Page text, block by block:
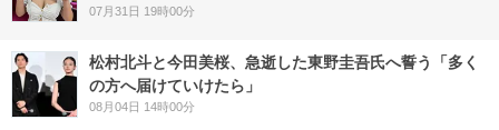
07月31日 19時00分
松村北斗と今田美桜、急逝した東野圭吾氏へ誓う「多く
の方へ届けていけたら」
08月04日 14時00分